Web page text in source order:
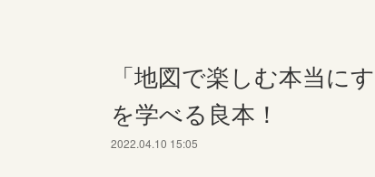
「地図で楽しむ本当に
を学べる良本！
2022.04.10 15:05